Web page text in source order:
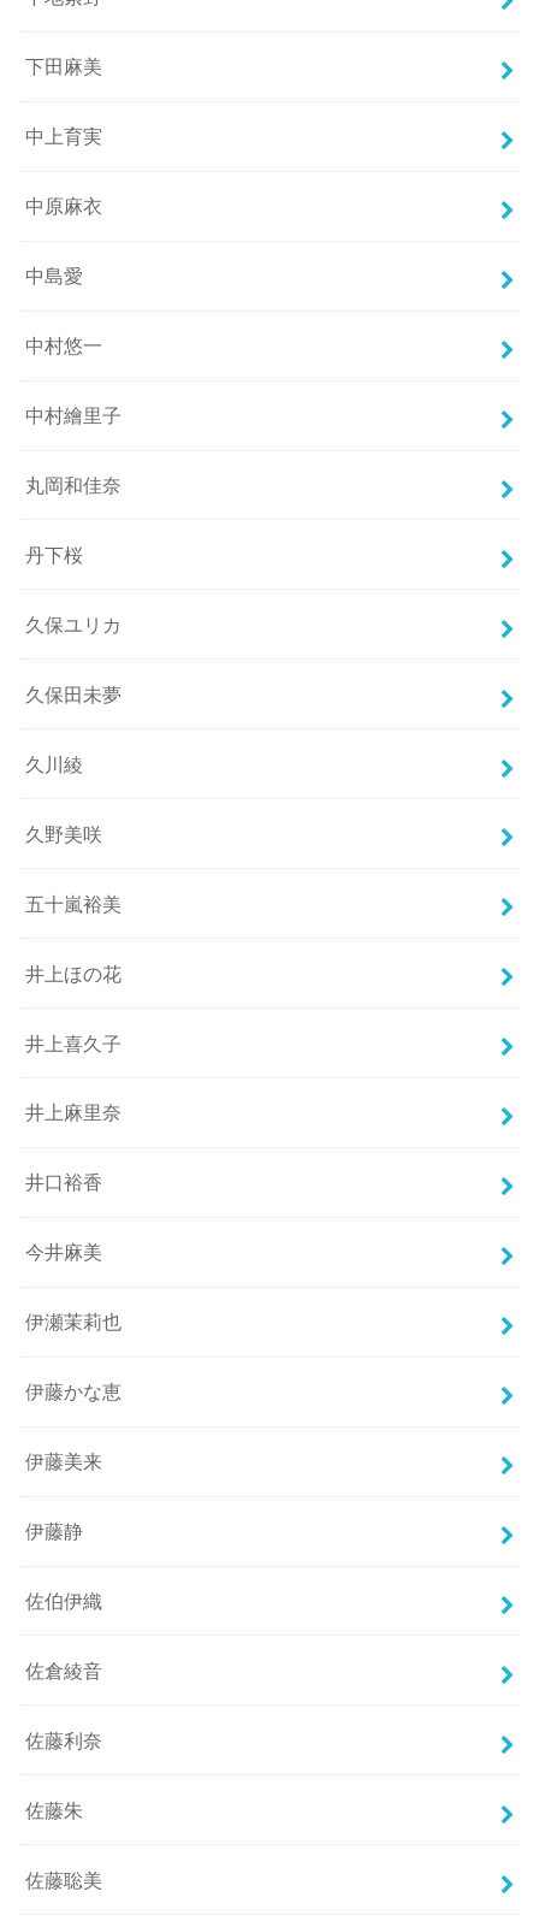
下田麻美
中上育実
中原麻衣
中島愛
中村悠一
中村繪里子
丸岡和佳奈
丹下桜
久保ユリカ
久保田未夢
久川綾
久野美咲
五十嵐裕美
井上ほの花
井上喜久子
井上麻里奈
井口裕香
今井麻美
伊瀬茉莉也
伊藤かな恵
伊藤美来
伊藤静
佐伯伊織
佐倉綾音
佐藤利奈
佐藤朱
佐藤聡美